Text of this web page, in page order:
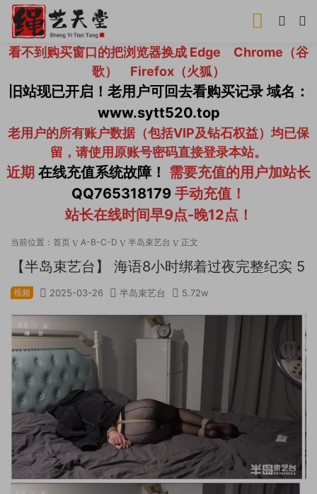
看不到购买窗口的把浏览器换成 Edge Chrome（谷
歌） Firefox（火狐）
旧站现已开启！老用户可回去看购买记录 域名：
www.sytt520.top
老用户的所有账户数据（包括VIP及钻石权益）均已保
留，请使用原账号密码直接登录本站。
近期 在线充值系统故障！ 需要充值的用户加站长
QQ765318179 手动充值！
站长在线时间早9点-晚12点！
当前位置： 首页 A-B-C-D 半岛束艺台 正文
【半岛束艺台】 海语8小时绑着过夜完整纪实 5
视频 2025-03-26 半岛束艺台 5.72w